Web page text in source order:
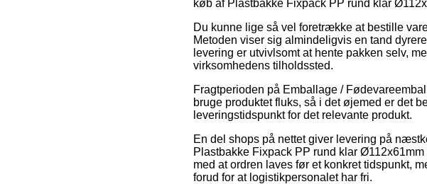
køb af Plastbakke Fixpack PP rund klar
Du kunne lige så vel foretrække at bestille
Metoden viser sig almindeligvis en tand
levering er utvivlsomt at hente pakken selv,
virksomhedens tilholdssted.
Fragtperioden på Emballage /
bruge produktet fluks, så i det øjemed er det
leveringstidspunkt for det relevante produkt.
En del shops på nettet giver levering på
Plastbakke Fixpack PP rund klar
med at ordren laves før et konkret tidspunkt,
forud for at logistikpersonalet har fri.